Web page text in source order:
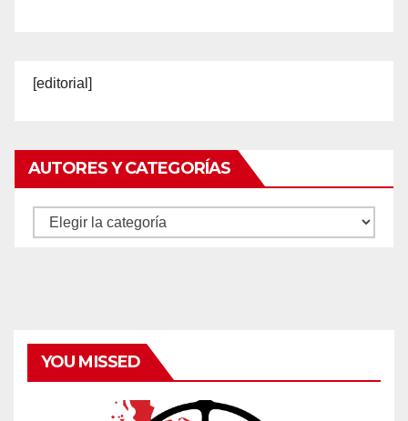
[editorial]
AUTORES Y CATEGORÍAS
Autores
YOU MISSED